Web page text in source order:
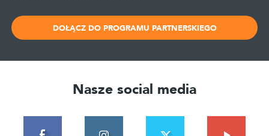
DOŁĄCZ DO PROGRAMU PARTNERSKIEGO
Nasze social media